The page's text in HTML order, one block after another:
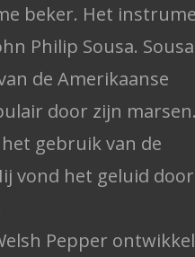
beker. Het
Philip Sousa. Sousa
de Amerikaanse
door zijn marsen.
gebruik van de
vond het geluid door
Pepper